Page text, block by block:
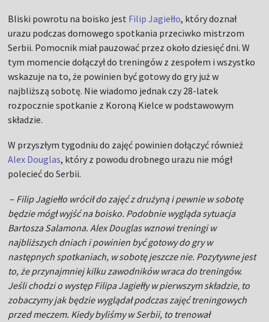
Bliski powrotu na boisko jest Filip Jagiełło, który doznał
urazu podczas domowego spotkania przeciwko mistrzom
Serbii. Pomocnik miał pauzować przez około dziesięć dni. W
tym momencie dołączył do treningów z zespołem i wszystko
wskazuje na to, że powinien być gotowy do gry już w
najbliższą sobotę. Nie wiadomo jednak czy 28-latek
rozpocznie spotkanie z Koroną Kielce w podstawowym
składzie.
W przyszłym tygodniu do zajęć powinien dołączyć również
Alex Douglas, który z powodu drobnego urazu nie mógł
polecieć do Serbii.
– Filip Jagiełło wrócił do zajęć z drużyną i pewnie w sobotę
będzie mógł wyjść na boisko. Podobnie wygląda sytuacja
Bartosza Salamona. Alex Douglas wznowi treningi w
najbliższych dniach i powinien być gotowy do gry w
następnych spotkaniach, w sobotę jeszcze nie. Pozytywne jest
to, że przynajmniej kilku zawodników wraca do treningów.
Jeśli chodzi o występ Filipa Jagiełły w pierwszym składzie, to
zobaczymy jak będzie wyglądał podczas zajęć treningowych
przed meczem. Kiedy byliśmy w Serbii, to trenował